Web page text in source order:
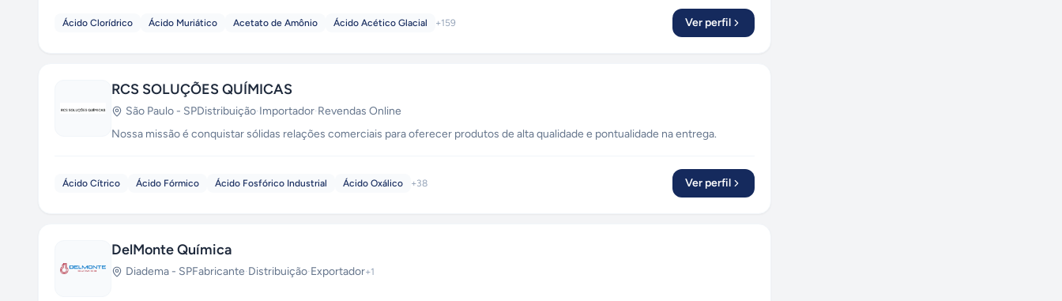
Ácido Clorídrico Ácido Muriático Acetato de Amônio Ácido Acético Glacial +159 Ver perfil
RCS SOLUÇÕES QUÍMICAS
São Paulo - SPDistribuição·Importador·Revendas Online
Nossa missão é conquistar sólidas relações comerciais para oferecer produtos de alta qualidade e pontualidade na entrega.
Ácido Cítrico Ácido Fórmico Ácido Fosfórico Industrial Ácido Oxálico +38 Ver perfil
DelMonte Química
Diadema - SPFabricante·Distribuição·Exportador+1